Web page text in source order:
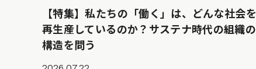
【特集】私たちの「働く」は、どんな社会を
再生産しているのか？サステナ時代の組織の
構造を問う